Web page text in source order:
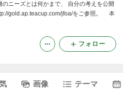
ニーズとは何かまで、 自分の考えを公開
gold.ap.teacup.com/jfoa/をご参照。 本
フォロー
画像 テーマ